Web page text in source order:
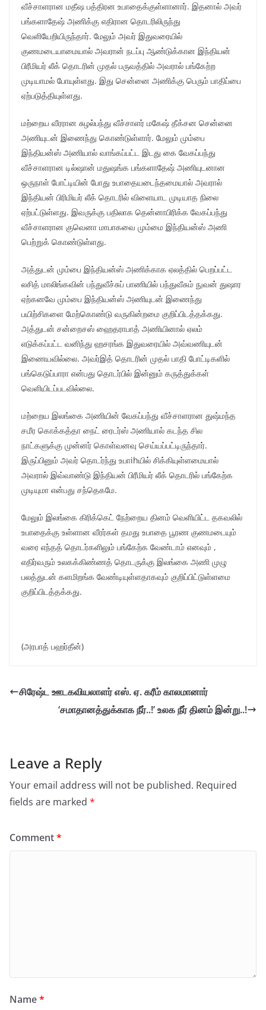
வீச்சாளரான மதீஷ பத்திரன உபாதைக்குள்ளானார். இதனால் அவர்
பங்களாதேஷ் அணிக்கு எதிரான தொடரிலிருந்து
வெளியேறியிருந்தார். மேலும் அவர் இதுவரையில்
குணமடையாமையால் அவரான் நடப்பு ஆண்டுக்கான இந்தியன்
பிரீமியர் லீக் தொடரின் முதல் பருவத்தில் அவரால் பங்கேற்ற
முடியாமல் போயுள்ளது. இது சென்னை அணிக்கு பெரும் பாதிப்பை
ஏற்படுத்தியுள்ளது.
மற்றைய வீரரான சுழல்பந்து வீச்சாளர் மகேஷ் தீக்சன சென்னை
அணியுடன் இணைந்து கொண்டுள்ளார். மேலும் மும்பை
இந்தியன்ஸ் அணியால் வாங்கப்பட்ட இடது கை வேகப்பந்து
வீச்சாளரான டில்ஷான் மதுஷங்க பங்களாதேஷ் அணியுடனான
ஒருநாள் போட்டியின் போது உபாதையடைந்தமையால் அவரால்
இந்தியன் பிரிமியர் லீக் தொடரில் விளையாட முடியாத நிலை
ஏற்பட்டுள்ளது. இவருக்கு பதிலாக தென்னாபிரிக்க வேகப்பந்து
வீச்சாளரான குவெனா மாபாகவை மும்மை இந்தியன்ஸ் அணி
பெற்றுக் கொண்டுள்ளது.
அத்துடன் மும்பை இந்தியன்ஸ் அணிக்காக ஏலத்தில் பெறப்பட்ட
லசித் மாலிங்கவின் பந்துவீச்சுப் பாணியில் பந்துவீசும் நுவன் துஷார
ஏற்கனவே மும்பை இந்தியன்ஸ் அணியுடன் இணைந்து
பயிற்சிகளை மேற்கொண்டு வருகின்றமை குறிப்பிடத்தக்கது.
அத்துடன் சன்றைசஸ் ஹைதராபாத் அணியினால் ஏலம்
எடுக்கப்பட்ட வனிந்து ஹசரங்க இதுவரையில் அவ்வணியுடன்
இணையவில்லை. அவர்இத் தொடரின் முதல் பாதி போட்டிகளில்
பங்கெடுப்பாரா என்பது தொடர்பில் இன்னும் கருத்துக்கள்
வெளியிடப்படவில்லை.
மற்றைய இலங்கை அணியின் வேகப்பந்து வீச்சாளரான துஷ்மந்த
சமீர கொக்கத்தா நைட் ரைடர்ஸ் அணியால் கடந்த சில
நாட்களுக்கு முன்னர் கொள்வனவு செய்யப்பட்டிருந்தார்.
இருப்பினும் அவர் தொடர்ந்து உபாihயில் சிக்கியுள்ளமையால்
அவரால் இவ்வாண்டு இந்தியன் பிரீமியர் லீக் தொடரில் பங்கேற்க
முடியுமா என்பது சந்தெகமே.
மேலும் இலங்கை கிரிக்கெட் நேற்றைய தினம் வெளியிட்ட தகவலில்
உபாதைக்கு உள்ளான வீரர்கள் தமது உபாதை பூரண குணமடையும்
வரை எந்தத் தொடர்களிலும் பங்கேற்க வேண்டாம் எனவும் ,
எதிர்வரும் உலகக்கிண்ணத் தொடருக்கு இலங்கை அணி முழு
பலத்துடன் களமிறங்க வேண்டியுள்ளதாகவும் குறிப்பிட்டுள்ளமை
குறிப்பிடத்தக்கது.
(அரபாத் பஹர்தீன்)
சிரேஷ்ட ஊடகவியலாளர் எஸ். ஏ. கரீம் காலமானார்
‘சமாதானத்துக்காக நீர்..!’ உலக நீர் தினம் இன்று..!
Leave a Reply
Your email address will not be published. Required
fields are marked *
Comment*
Name*